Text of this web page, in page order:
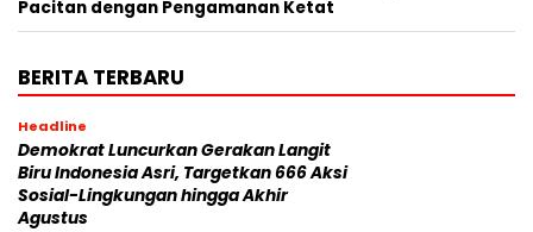
Pacitan dengan Pengamanan Ketat
BERITA TERBARU
Headline
Demokrat Luncurkan Gerakan Langit
Biru Indonesia Asri, Targetkan 666 Aksi
Sosial-Lingkungan hingga Akhir
Agustus